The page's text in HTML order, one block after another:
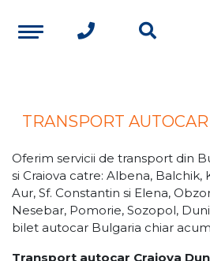
TRANSPORT
Oferim servicii de transport din
si Craiova catre: Albena, Balchik,
Aur, Sf. Constantin si Elena,
Nesebar, Pomorie, Sozopol,
bilet autocar Bulgaria chiar
Transport autocar Craiova